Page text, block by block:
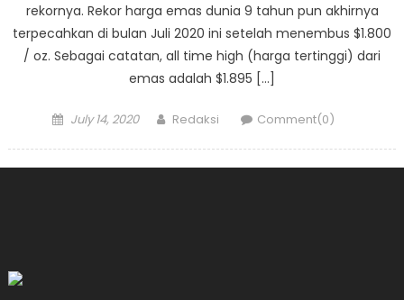
rekornya. Rekor harga emas dunia 9 tahun pun akhirnya
terpecahkan di bulan Juli 2020 ini setelah menembus $1.800
/ oz. Sebagai catatan, all time high (harga tertinggi) dari
emas adalah $1.895 […]
Posted
July 14, 2020 Author
Redaksi Comment(0)